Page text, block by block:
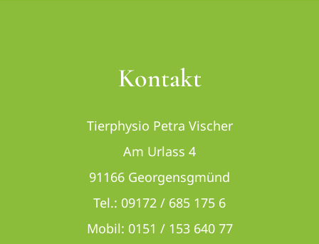
Kontakt
Tierphysio Petra Vischer
Am Urlass 4
91166 Georgensgmünd
Tel.: 09172 / 685 175 6
Mobil: 0151 / 153 640 77